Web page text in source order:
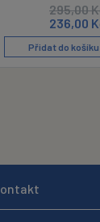
295,00
236,00
Přidat do košíku